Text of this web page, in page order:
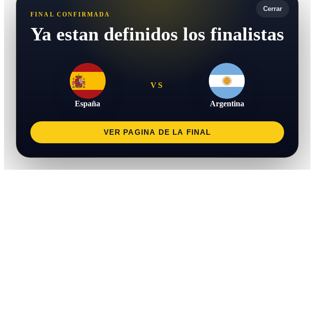
Cerrar
FINAL CONFIRMADA
Ya estan definidos los finalistas
España
VS
Argentina
VER PAGINA DE LA FINAL